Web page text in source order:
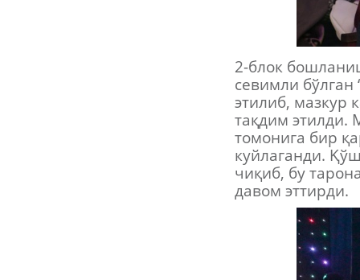
2-блок
севимли
этилиб, мазкур
тақдим этилди.
томонига бир
куйлаганди.
чиқиб, бу
давом эттирди.